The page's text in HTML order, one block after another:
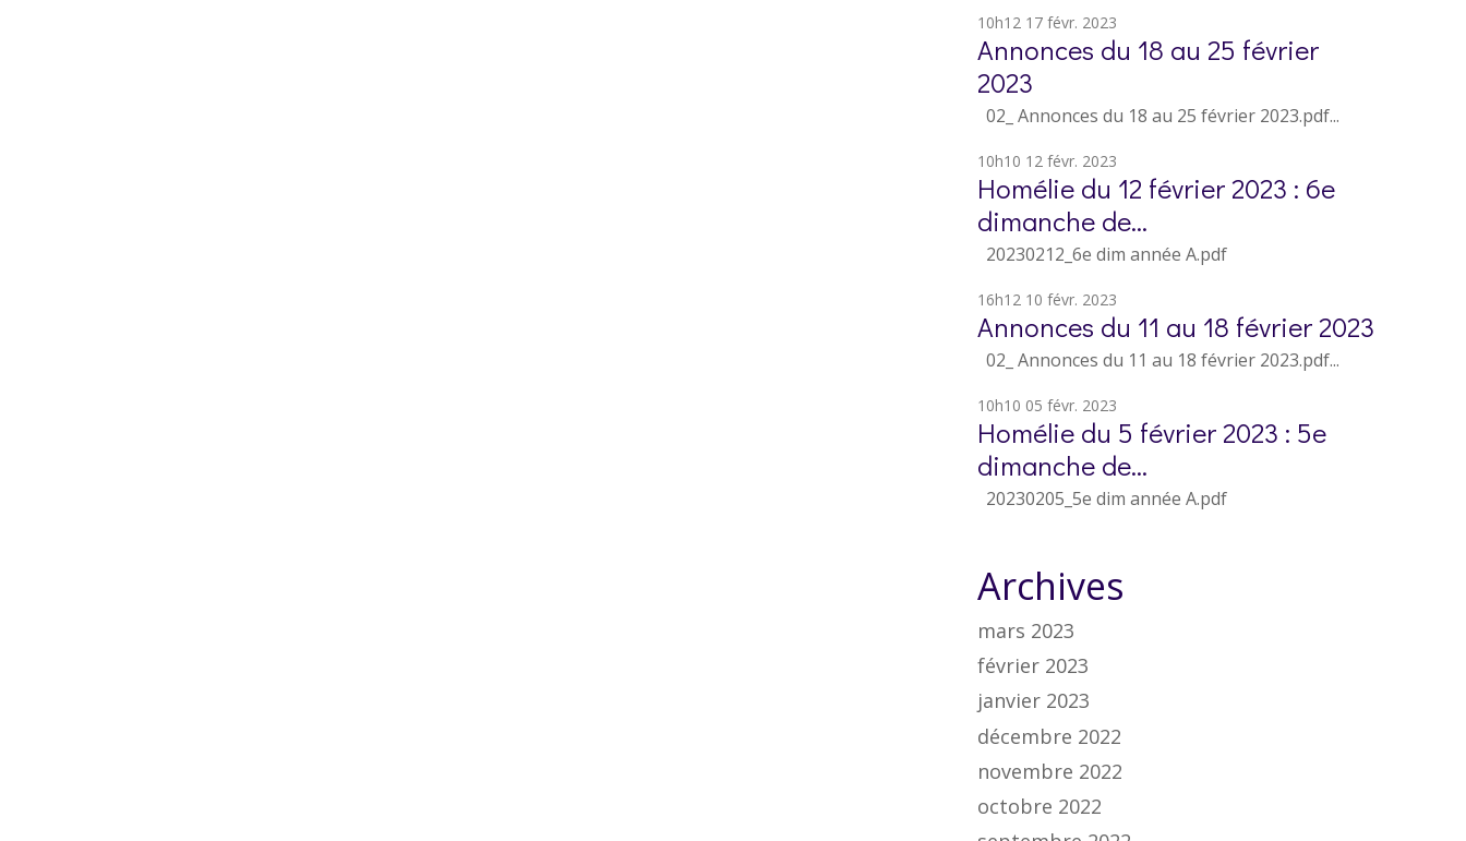
10h12 17 févr. 2023
Annonces du 18 au 25 février
2023
02_ Annonces du 18 au 25 février 2023.pdf...
10h10 12 févr. 2023
Homélie du 12 février 2023 : 6e
dimanche de...
20230212_6e dim année A.pdf
16h12 10 févr. 2023
Annonces du 11 au 18 février 2023
02_ Annonces du 11 au 18 février 2023.pdf...
10h10 05 févr. 2023
Homélie du 5 février 2023 : 5e
dimanche de...
20230205_5e dim année A.pdf
Archives
mars 2023
février 2023
janvier 2023
décembre 2022
novembre 2022
octobre 2022